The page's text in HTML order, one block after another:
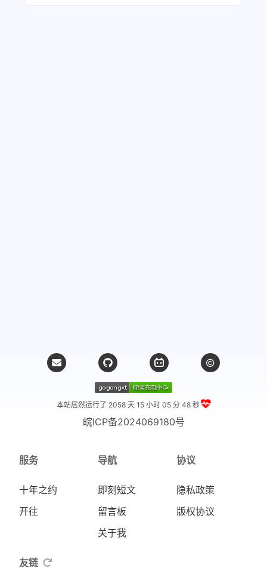
本站居然运行了 2058 天15 小时 05 分 49 秒
皖ICP备2024069180号
服务
十年之约
开往
导航
即刻短文
留言板
关于我
协议
隐私政策
版权协议
友链